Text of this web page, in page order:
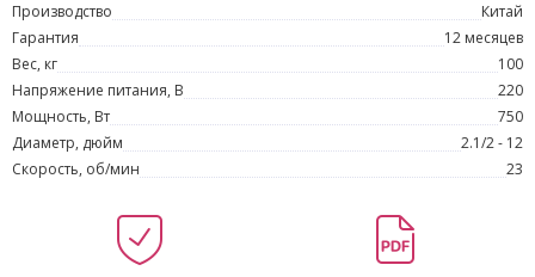
Производство
Китай
Гарантия
12 месяцев
Вес, кг
100
Напряжение питания, В
220
Мощность, Вт
750
Диаметр, дюйм
2.1/2 - 12
Скорость, об/мин
23